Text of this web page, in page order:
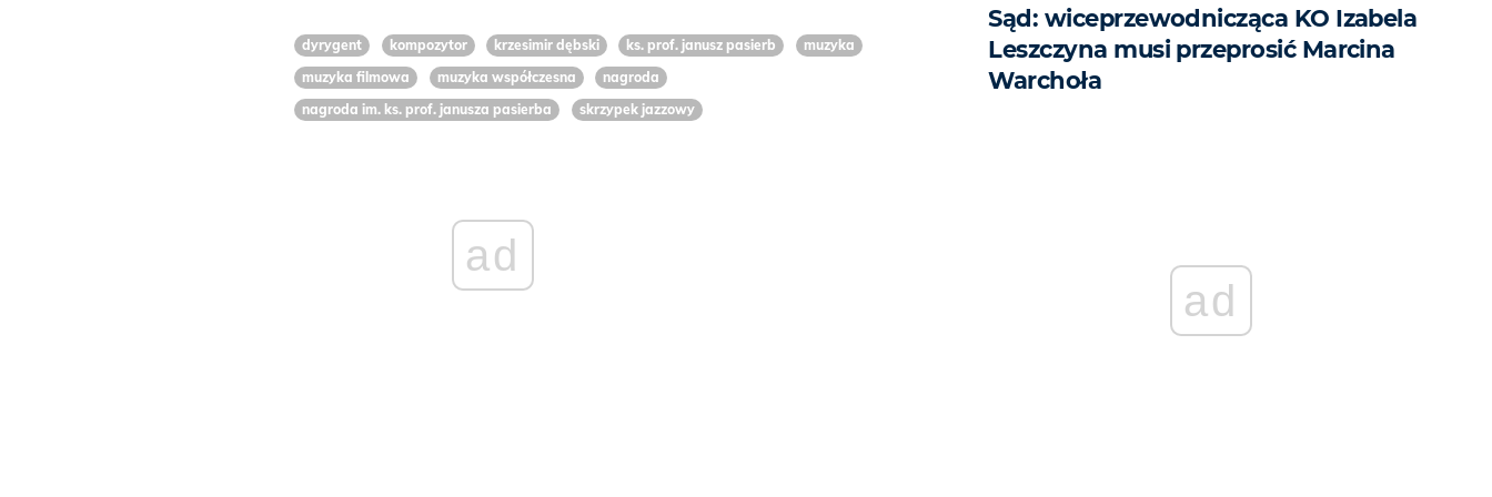
dyrygent kompozytor krzesimir dębski ks. prof. janusz pasierb
muzyka
muzyka filmowa
muzyka współczesna
nagroda
nagroda im. ks. prof. janusza pasierba
skrzypek jazzowy
ad
Sąd: wiceprzewodnicząca KO Izabela
Leszczyna musi przeprosić Marcina
Warchoła
ad